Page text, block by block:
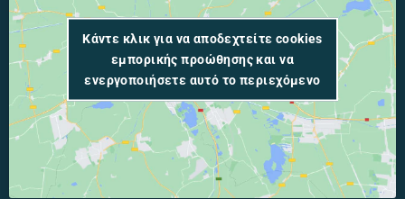
Κάντε κλικ για να αποδεχτείτε cookies
εμπορικής προώθησης και να
ενεργοποιήσετε αυτό το περιεχόμενο